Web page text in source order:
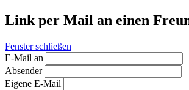
Link per Mail an einen
Fenster schließen
E-Mail an
Absender
Eigene E-Mail